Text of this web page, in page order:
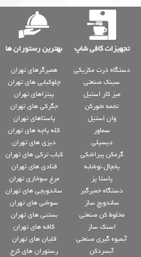
تجهیزات کافی شاپ بهترین رستوران ها
دستگاه ذرت مکزیکی
سینک صنعتی
میز کار استیل
تخمه شورکن
وان استیل
سماور
دیسپلی
گرمکن پیراشکی
یخچال نوشابه
پاستا پز
دستگاه خمیرگیر
ساندویچ ساز
مخلوط کن صنعتی
اسنک ساز
آبمیوه گیری صنعتی
آبسردکن
همبرگرهای تهران
چلوکبابی های تهران
پیتزاهای تهران
جگرکی های تهران
پاستاهای تهران
کله پاچه های تهران
دیزی های تهران
کباب ترکی های تهران
قنادی های تهران
مرغ سوخاری تهران
ساندویچی های تهران
سوشی های تهران
بستنی های تهران
کافه های تهران
قلیان های تهران
رستوران های کرج